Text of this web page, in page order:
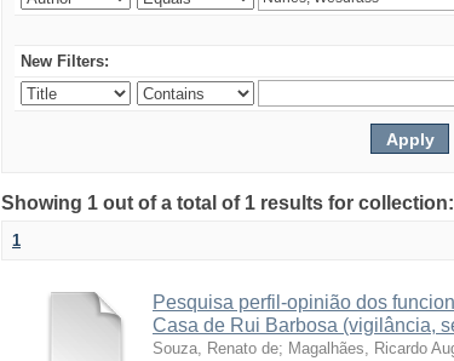
New Filters:
Showing 1 out of a total of 1 results for
1
Pesquisa perfil-opinião dos
Casa de Rui Barbosa (vigilância,
Souza, Renato de; Magalhães, Ricardo